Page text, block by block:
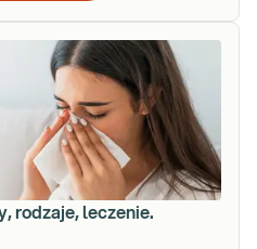
rodzaje, leczenie.